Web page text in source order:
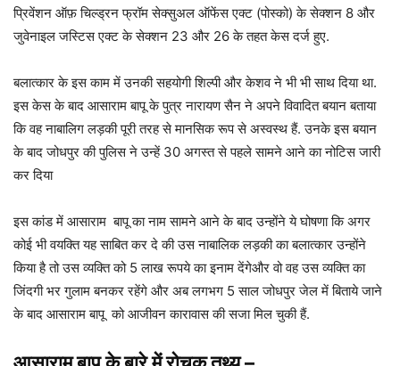
प्रिवेंशन ऑफ़ चिल्ड्रन फ्रॉम सेक्सुअल ऑफेंस एक्ट (पोस्को) के सेक्शन 8 और
जुवेनाइल जस्टिस एक्ट के सेक्शन 23 और 26 के तहत केस दर्ज हुए.
बलात्कार के इस काम में उनकी सहयोगी शिल्पी और केशव ने भी भी साथ दिया था.
इस केस के बाद आसाराम बापू के पुत्र नारायण सैन ने अपने विवादित बयान बताया
कि वह नाबालिग लड़की पूरी तरह से मानसिक रूप से अस्वस्थ हैं. उनके इस बयान
के बाद जोधपुर की पुलिस ने उन्हें 30 अगस्त से पहले सामने आने का नोटिस जारी
कर दिया
इस कांड में आसाराम बापू का नाम सामने आने के बाद उन्होंने ये घोषणा कि अगर
कोई भी वयक्ति यह साबित कर दे की उस नाबालिक लड़की का बलात्कार उन्होंने
किया है तो उस व्यक्ति को 5 लाख रूपये का इनाम देंगेऔर वो वह उस व्यक्ति का
जिंदगी भर गुलाम बनकर रहेंगे और अब लगभग 5 साल जोधपुर जेल में बिताये जाने
के बाद आसाराम बापू को आजीवन कारावास की सजा मिल चुकी हैं.